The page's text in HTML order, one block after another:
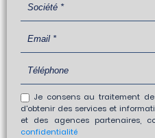
Je consens au traitement
d'obtenir des services et
et des agences partenaires,
confidentialité